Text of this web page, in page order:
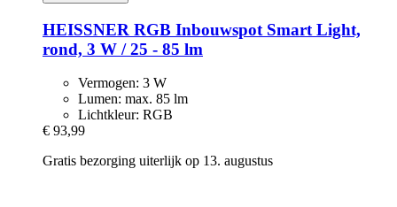
HEISSNER RGB Inbouwspot Smart Light,
rond, 3 W / 25 -​ 85 lm
Vermogen: 3 W
Lumen: max. 85 lm
Lichtkleur: RGB
€ 93,99
Gratis bezorging uiterlijk op 13. augustus